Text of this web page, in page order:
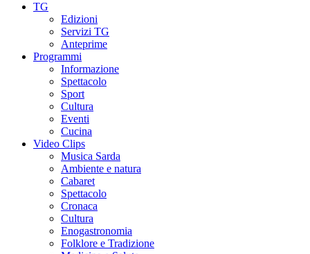
TG
Edizioni
Servizi TG
Anteprime
Programmi
Informazione
Spettacolo
Sport
Cultura
Eventi
Cucina
Video Clips
Musica Sarda
Ambiente e natura
Cabaret
Spettacolo
Cronaca
Cultura
Enogastronomia
Folklore e Tradizione